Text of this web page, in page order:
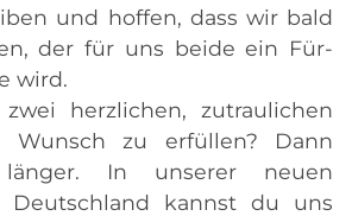
und hoffen, dass wir bald
der für uns beide ein Für-
wird.
herzlichen, zutraulichen
Wunsch zu erfüllen? Dann
In unserer neuen
Deutschland kannst du uns